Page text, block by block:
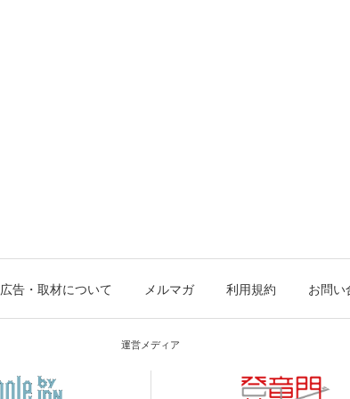
広告・取材について メルマガ 利用規約 お問い
運営メディア